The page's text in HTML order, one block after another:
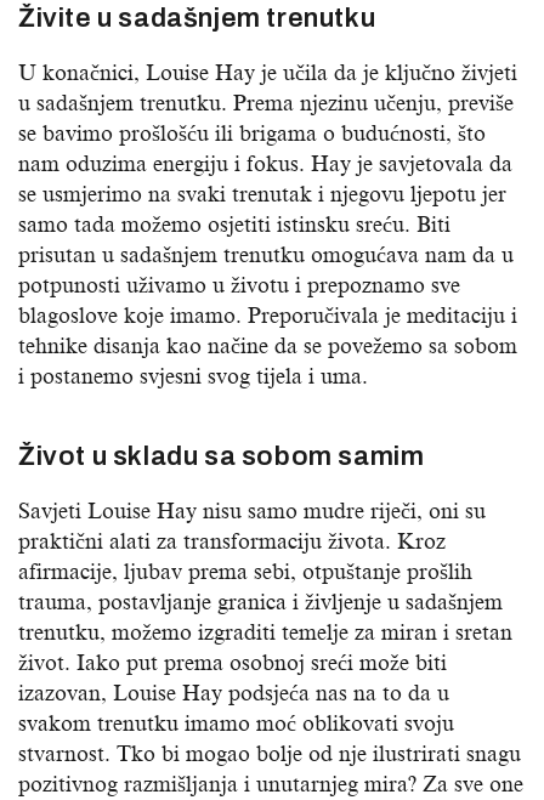
Živite u sadašnjem trenutku
U konačnici, Louise Hay je učila da je ključno živjeti
u sadašnjem trenutku. Prema njezinu učenju, previše
se bavimo prošlošću ili brigama o budućnosti, što
nam oduzima energiju i fokus. Hay je savjetovala da
se usmjerimo na svaki trenutak i njegovu ljepotu jer
samo tada možemo osjetiti istinsku sreću. Biti
prisutan u sadašnjem trenutku omogućava nam da u
potpunosti uživamo u životu i prepoznamo sve
blagoslove koje imamo. Preporučivala je meditaciju i
tehnike disanja kao načine da se povežemo sa sobom
i postanemo svjesni svog tijela i uma.
Život u skladu sa sobom samim
Savjeti Louise Hay nisu samo mudre riječi, oni su
praktični alati za transformaciju života. Kroz
afirmacije, ljubav prema sebi, otpuštanje prošlih
trauma, postavljanje granica i življenje u sadašnjem
trenutku, možemo izgraditi temelje za miran i sretan
život. Iako put prema osobnoj sreći može biti
izazovan, Louise Hay podsjeća nas na to da u
svakom trenutku imamo moć oblikovati svoju
stvarnost. Tko bi mogao bolje od nje ilustrirati snagu
pozitivnog razmišljanja i unutarnjeg mira? Za sve one